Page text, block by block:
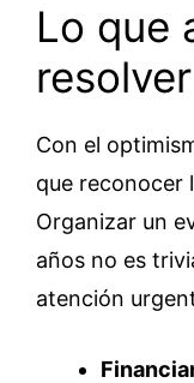
Lo que
resolver
Con el
que reconocer
Organizar un
años no es
atención